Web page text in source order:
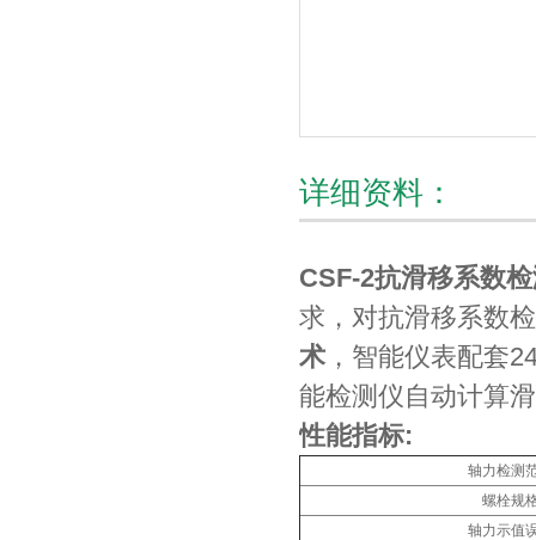
详细资料：
CSF-2抗滑移系数
求，对抗滑移系数
术 ，智能仪表配套
能检测仪自动计算
性能指标:
轴力检测
螺栓规
轴力示值